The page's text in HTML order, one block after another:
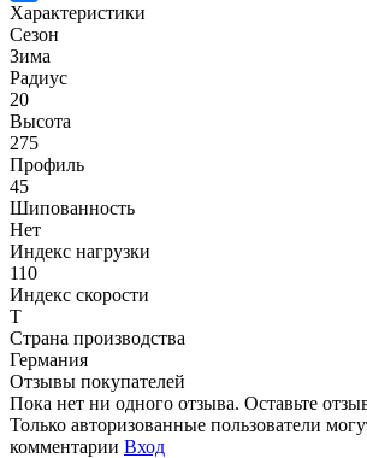
Характеристики
Сезон
Зима
Радиус
20
Высота
275
Профиль
45
Шипованность
Нет
Индекс нагрузки
110
Индекс скорости
T
Страна производства
Германия
Отзывы покупателей
Пока нет ни одного отзыва. Оставьте
Только авторизованные пользователи
комментарии Вход